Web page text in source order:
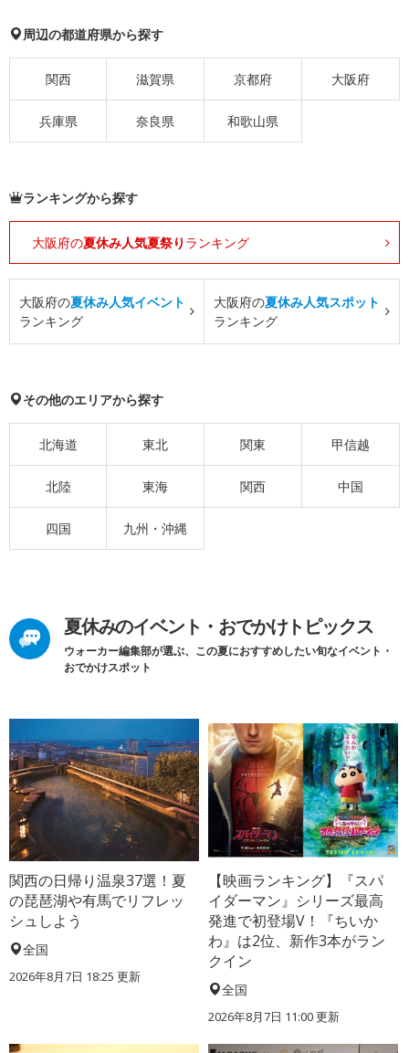
周辺の都道府県から探す
関西 滋賀県 京都府 大阪府
兵庫県 奈良県 和歌山県
ランキングから探す
大阪府の夏休み人気夏祭り ランキング
大阪府の夏休み人気イベント
ランキング
大阪府の夏休み人気スポット
ランキング
その他のエリアから探す
北海道 東北 関東 甲信越
北陸 東海 関西 中国
四国 九州・沖縄
夏休みのイベント・おでかけトピックス
ウォーカー編集部が選ぶ、この夏におすすめしたい旬なイベント・
おでかけスポット
関西の日帰り温泉37選！夏
の琵琶湖や有馬でリフレッ
シュしよう
全国
2026年8月7日 18:25 更新
【映画ランキング】『スパ
イダーマン』シリーズ最高
発進で初登場V！『ちいか
わ』は2位、新作3本がラン
クイン
全国
2026年8月7日 11:00更新